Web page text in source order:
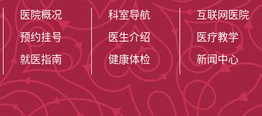
医院概况
预约挂号
就医指南
科室导航
医生介绍
健康体检
互联网医院
医疗教学
新闻中心